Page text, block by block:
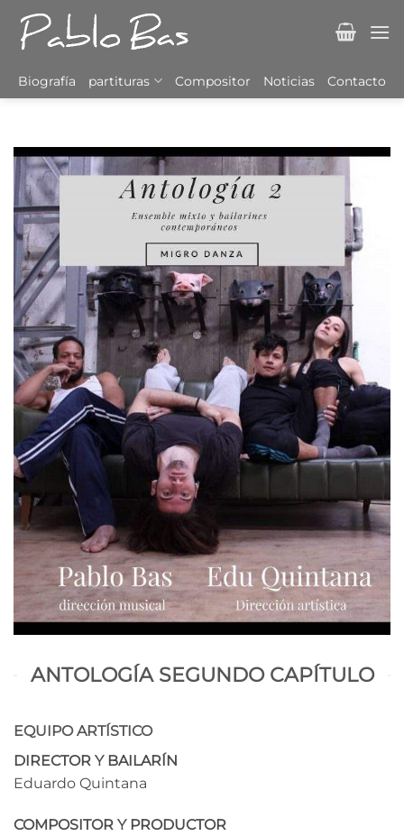
Saltar
contenido
Biografía partituras Compositor Noticias Contacto
ANTOLOGÍA SEGUNDO CAPÍTULO
EQUIPO ARTÍSTICO
DIRECTOR Y BAILARÍN
Eduardo Quintana
COMPOSITOR Y PRODUCTOR